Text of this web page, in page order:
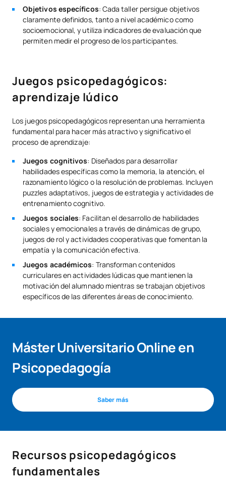
Objetivos específicos: Cada taller persigue objetivos
claramente definidos, tanto a nivel académico como
socioemocional, y utiliza indicadores de evaluación que
permiten medir el progreso de los participantes.
Juegos psicopedagógicos:
aprendizaje lúdico
Los juegos psicopedagógicos representan una herramienta
fundamental para hacer más atractivo y significativo el
proceso de aprendizaje:
Juegos cognitivos: Diseñados para desarrollar
habilidades específicas como la memoria, la atención, el
razonamiento lógico o la resolución de problemas. Incluyen
puzzles adaptativos, juegos de estrategia y actividades de
entrenamiento cognitivo.
Juegos sociales: Facilitan el desarrollo de habilidades
sociales y emocionales a través de dinámicas de grupo,
juegos de rol y actividades cooperativas que fomentan la
empatía y la comunicación efectiva.
Juegos académicos: Transforman contenidos
curriculares en actividades lúdicas que mantienen la
motivación del alumnado mientras se trabajan objetivos
específicos de las diferentes áreas de conocimiento.
Máster Universitario Online en
Psicopedagogía
Saber más
Recursos psicopedagógicos
fundamentales